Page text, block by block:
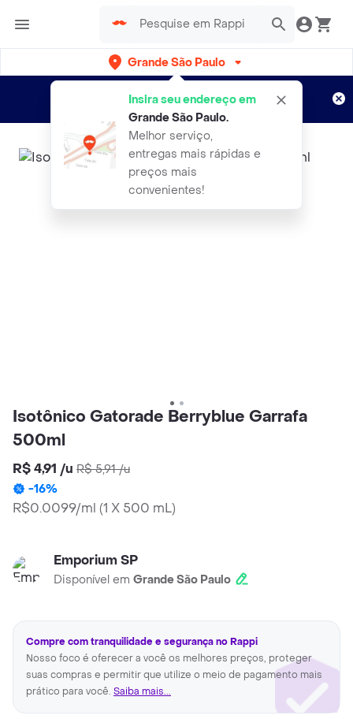
Grande São Paulo
Insira seu endereço em
Grande São Paulo.
Melhor serviço,
entregas mais rápidas e
preços mais
convenientes!
Entregas grátis por 15 dias!
Aplicam T&C
Isotônico Gatorade Berryblue Garrafa
500ml
R$ 4,91 /u R$ 5,91/u
-16%
R$0.0099/ml (1 X 500 mL)
Emporium SP
Disponível em Grande São Paulo
Compre com tranquilidade e segurança no Rappi
Nosso foco é oferecer a você os melhores preços, proteger
suas compras e permitir que utilize o meio de pagamento mais
prático para você. Saiba mais...